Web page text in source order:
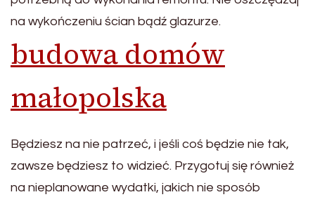
na wykończeniu ścian bądź glazurze.
budowa domów
małopolska
Będziesz na nie patrzeć, i jeśli coś będzie nie tak,
zawsze będziesz to widzieć. Przygotuj się również
na nieplanowane wydatki, jakich nie sposób